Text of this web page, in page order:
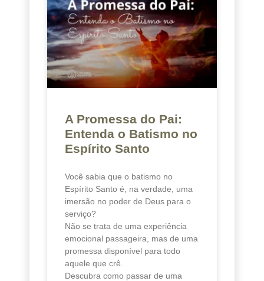
A Promessa do Pai:
Entenda o Batismo no
Espírito Santo
Você sabia que o batismo no
Espírito Santo é, na verdade, uma
imersão no poder de Deus para o
serviço?
Não se trata de uma experiência
emocional passageira, mas de uma
promessa disponível para todo
aquele que crê.
Descubra como passar de uma